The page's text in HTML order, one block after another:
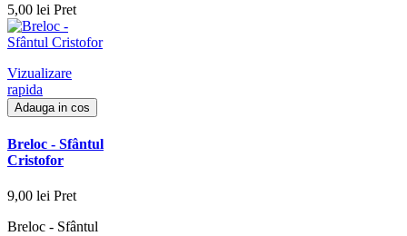
5,00 lei Pret
Vizualizare
rapida
Adauga in cos
Breloc - Sfântul
Cristofor
9,00 lei Pret
Breloc - Sfântul